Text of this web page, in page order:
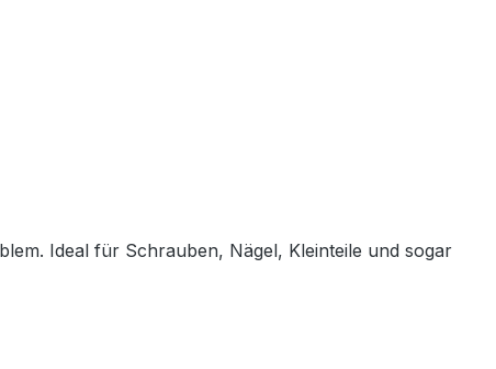
Ideal für Schrauben, Nägel, Kleinteile und sogar